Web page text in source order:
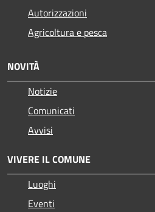
Autorizzazioni
Agricoltura e pesca
NOVITÀ
Notizie
Comunicati
Avvisi
VIVERE IL COMUNE
Luoghi
Eventi